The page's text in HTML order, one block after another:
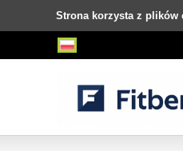
Strona korzysta z plików